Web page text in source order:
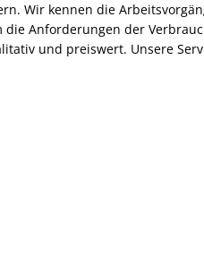
Wir kennen die
Anforderungen der
und preiswert. Unsere